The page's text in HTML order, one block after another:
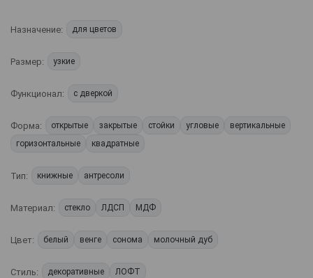
Назначение: для цветов
Размер: узкие
Функционал: с дверкой
Форма: открытые закрытые стойки угловые
вертикальные
горизонтальные
квадратные
Тип: книжные антресоли
Материал: стекло ЛДСП МДФ
Цвет: белый венге сонома молочный дуб
Стиль: декоративные ЛОФТ